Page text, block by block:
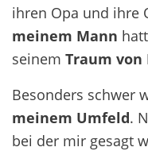
ihren Opa und ihre
meinem Mann
seinem Traum von
Besonders schwer
meinem Umfeld.
bei der mir gesagt